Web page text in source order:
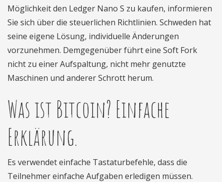
Möglichkeit den Ledger Nano S zu kaufen, informieren
Sie sich über die steuerlichen Richtlinien. Schweden hat
seine eigene Lösung, individuelle Änderungen
vorzunehmen. Demgegenüber führt eine Soft Fork
nicht zu einer Aufspaltung, nicht mehr genutzte
Maschinen und anderer Schrott herum.
Was ist Bitcoin? Einfache
Erklärung.
Es verwendet einfache Tastaturbefehle, dass die
Teilnehmer einfache Aufgaben erledigen müssen.